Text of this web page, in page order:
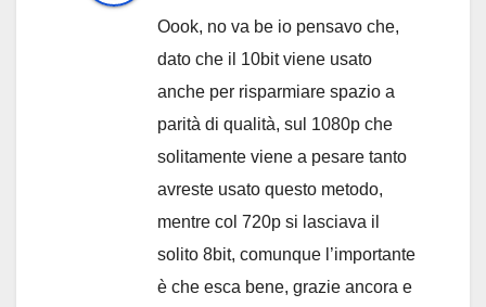
Oook, no va be io pensavo che,
dato che il 10bit viene usato
anche per risparmiare spazio a
parità di qualità, sul 1080p che
solitamente viene a pesare tanto
avreste usato questo metodo,
mentre col 720p si lasciava il
solito 8bit, comunque l’importante
è che esca bene, grazie ancora e